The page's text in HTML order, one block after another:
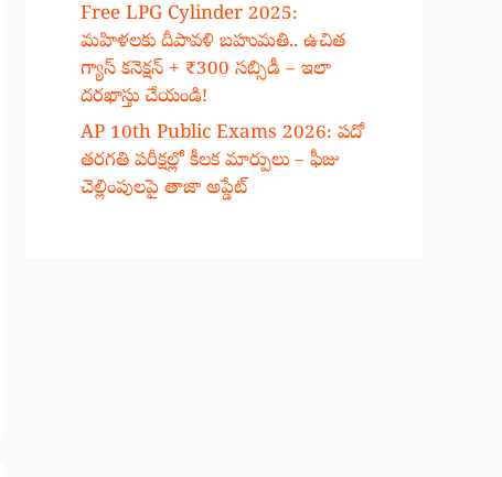
Free LPG Cylinder 2025:
మహిళలకు దీపావళి బహుమతి.. ఉచిత
గ్యాస్ కనెక్షన్ + ₹300 సబ్సిడీ – ఇలా
దరఖాస్తు చేయండి!
AP 10th Public Exams 2026: పదో
తరగతి పరీక్షల్లో కీలక మార్పులు – ఫీజు
చెల్లింపులపై తాజా అప్డేట్